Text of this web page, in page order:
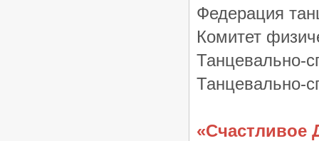
Федерация
Комитет
Танцевально-
Танцевально-
«Счастливое